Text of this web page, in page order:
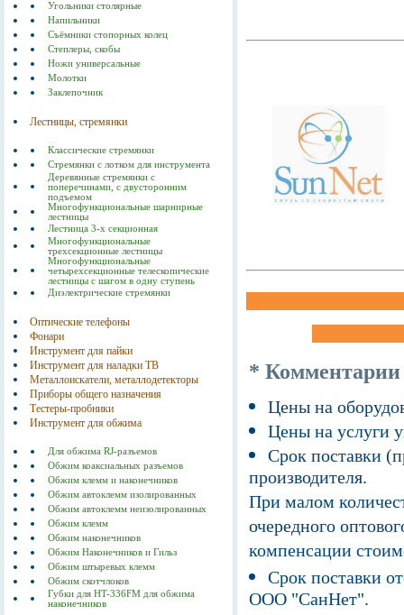
Угольники столярные
Напильники
Съёмники стопорных колец
Степлеры, скобы
Ножи универсальные
Молотки
Заклепочник
Лестницы, стремянки
Классические стремянки
Стремянки с лотком для инструмента
Деревянные стремянки с
поперечинами, с двусторонним
подъемом
Многофункциональные шарнирные
лестницы
Лестница 3-х секционная
Многофункциональные
трехсекционные лестницы
Многофункциональные
четырехсекционные телескопические
лестницы с шагом в одну ступень
Диэлектрические стремянки
Оптические телефоны
Фонари
Инструмент для пайки
Инструмент для наладки ТВ
Металлоискатели, металлодетекторы
Приборы общего назначения
Тестеры-пробники
Инструмент для обжима
Для обжима RJ-разъемов
Обжим коаксиальных разъемов
Обжим клемм и наконечников
Обжим автоклемм изолированных
Обжим автоклемм неизолированных
Обжим клемм
Обжим наконечников
Обжим Наконечников и Гильз
Обжим штыревых клемм
Обжим скотчлоков
Губки для HT-336FM для обжима
наконечников
* Комментарии
Цены на
Цены на услуги
Срок поставки
производителя.
При малом
очередного
компенсации
Срок поставки
ООО "СанНет".